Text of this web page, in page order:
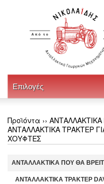
Επιλογές
Προϊόντα ››
ΑΝΤΑΛΛΑΚΤΙΚΑ ΤΡΑΚΤΕΡ
ΧΟΥΦΤΕΣ
ΑΝΤΑΛΛΑΚΤΙΚΑ ΠΟΥ ΘΑ
ΑΝΤΑΛΛΑΚΤΙΚΑ ΤΡΑΚΤΕΡ